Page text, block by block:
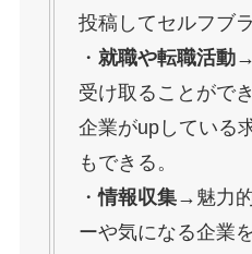
投稿してセルフブ
・ 就職や転職活動→
受け取ることがで
企業がupしている
もできる。
・情報収集→魅力
ーや気になる企業